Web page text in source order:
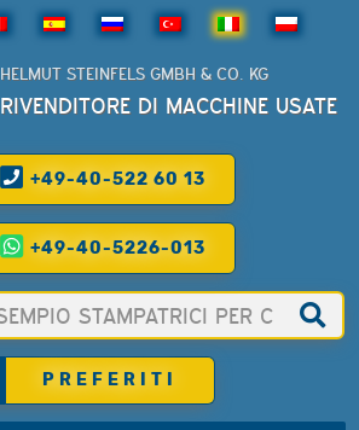
HELMUT STEINFELS GMBH & CO. KG
RIVENDITORE DI MACCHINE USATE
+49-40-522 60 13
+49-40-5226-013
PREFERITI